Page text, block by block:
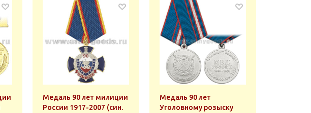
Медаль 90 лет милиции
России 1917-2007 (син.
Медаль 90 лет
Уголовному розыску